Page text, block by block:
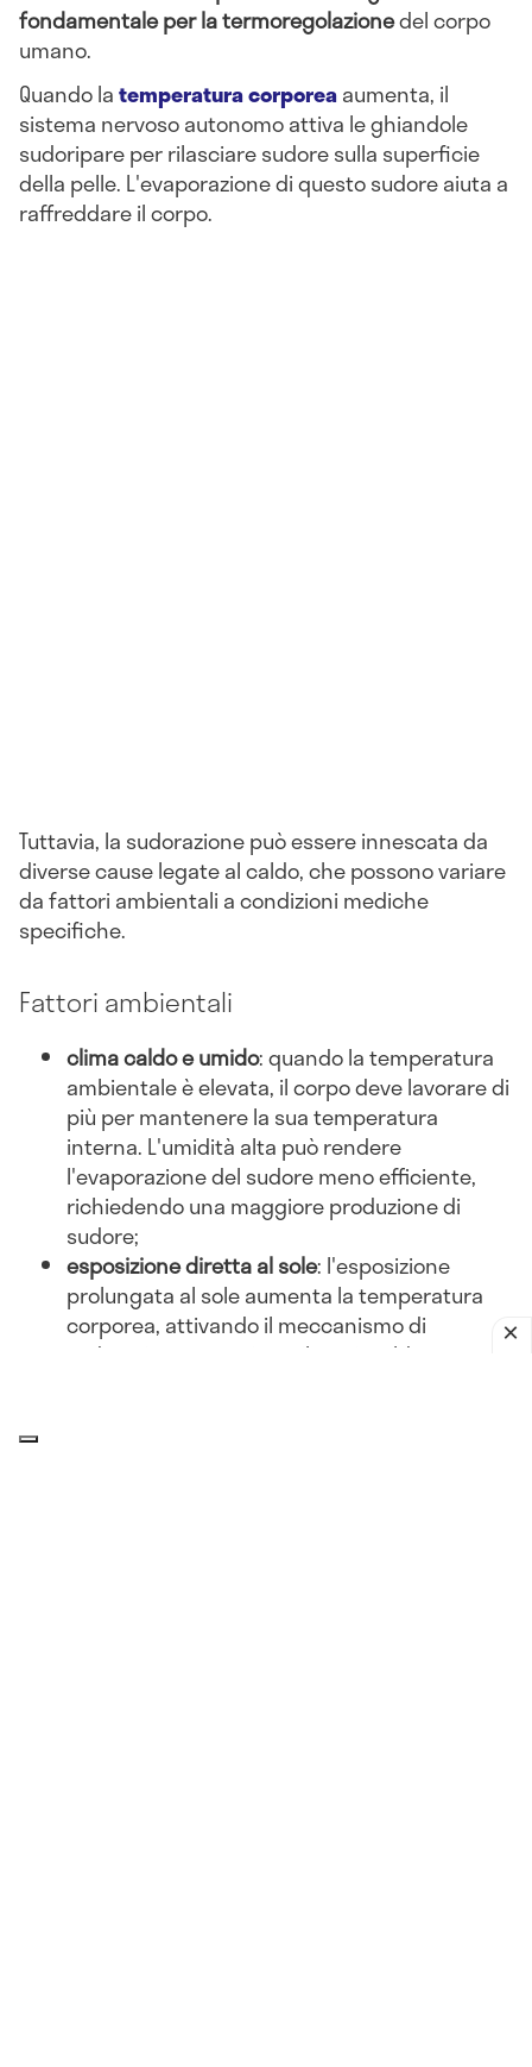
fondamentale per la termoregolazionedel corpo
umano.
Quando latemperatura corporeaaumenta, il
sistema nervoso autonomo attiva le ghiandole
sudoripare per rilasciare sudore sulla superficie
della pelle. L'evaporazione di questo sudore aiuta a
raffreddare il corpo.
Tuttavia, la sudorazione può essere innescata da
diverse cause legate al caldo, che possono variare
da fattori ambientali a condizioni mediche
specifiche.
Fattori ambientali
clima caldo e umido: quando la temperatura
ambientale è elevata, il corpo deve lavorare di
più per mantenere la sua temperatura
interna. L'umidità alta può rendere
l'evaporazione del sudore meno efficiente,
richiedendo una maggiore produzione di
sudore;
esposizione diretta al sole: l'esposizione
prolungata al sole aumenta la temperatura
corporea, attivando il meccanismo di
sudorazione per evitare il surriscaldamento;